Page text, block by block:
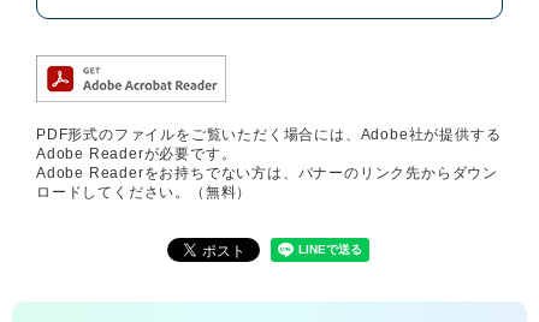
PDF形式のファイルをご覧いただく場合には、Adobe社が提供する
Adobe Readerが必要です。
Adobe Readerをお持ちでない方は、バナーのリンク先からダウン
ロードしてください。（無料）